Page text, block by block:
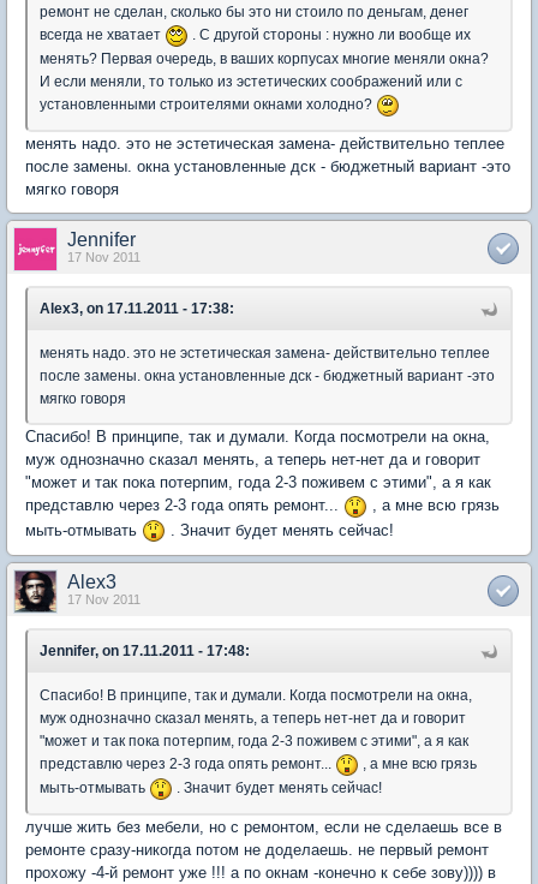
ремонт не сделан, сколько бы это ни стоило по деньгам, денег
всегда не хватает
. С другой стороны : нужно ли вообще их
менять? Первая очередь, в ваших корпусах многие меняли окна?
И если меняли, то только из эстетических соображений или с
установленными строителями окнами холодно?
менять надо. это не эстетическая замена- действительно теплее
после замены. окна установленные дск - бюджетный вариант -это
мягко говоря
Jennifer
17 Nov 2011
Alex3, on 17.11.2011 - 17:38:
менять надо. это не эстетическая замена- действительно теплее
после замены. окна установленные дск - бюджетный вариант -это
мягко говоря
Спасибо! В принципе, так и думали. Когда посмотрели на окна,
муж однозначно сказал менять, а теперь нет-нет да и говорит
"может и так пока потерпим, года 2-3 поживем с этими", а я как
представлю через 2-3 года опять ремонт...
, а мне всю грязь
мыть-отмывать
. Значит будет менять сейчас!
Alex3
17 Nov 2011
Jennifer, on 17.11.2011 - 17:48:
Спасибо! В принципе, так и думали. Когда посмотрели на окна,
муж однозначно сказал менять, а теперь нет-нет да и говорит
"может и так пока потерпим, года 2-3 поживем с этими", а я как
представлю через 2-3 года опять ремонт...
, а мне всю грязь
мыть-отмывать
. Значит будет менять сейчас!
лучше жить без мебели, но с ремонтом, если не сделаешь все в
ремонте сразу-никогда потом не доделаешь. не первый ремонт
прохожу -4-й ремонт уже !!! а по окнам -конечно к себе зову)))) в